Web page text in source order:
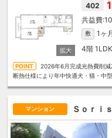
402
敷 1ヶ
4階
2026年6月完成光熱費削
断熱仕様により年中快適犬・猫・中
マンション Ｓｏｒｉ